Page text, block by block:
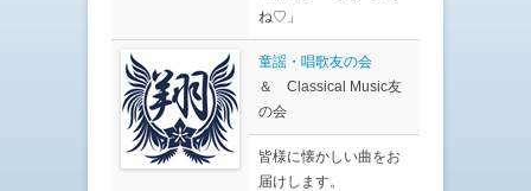
ね♡」
童謡・唱歌友の会
＆ Classical Music友
の会
皆様に懐かしい曲をお
届けします。